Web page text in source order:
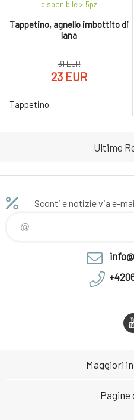
Tappetino, agnello imbottito di
lana
disponibile > 5pz.
31 EUR
23 EUR
Tappetino
Ultime
Sconti e notizie via e-
Maggiori
Pagine